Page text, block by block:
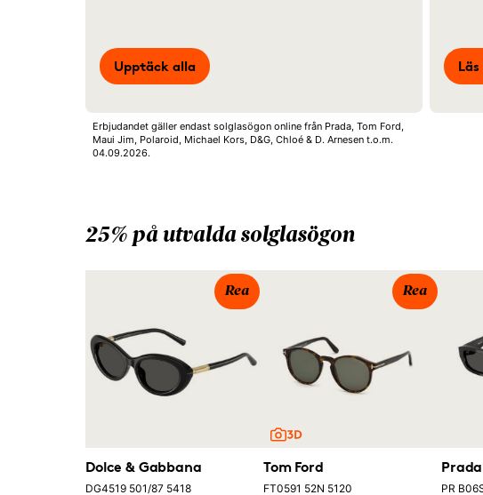
Upptäck alla
Erbjudandet gäller endast solglasögon online från Prada, Tom Ford,
Maui Jim, Polaroid, Michael Kors, D&G, Chloé & D. Arnesen t.o.m.
04.09.2026.
25% på utvalda solglasögon
Rea
Dolce & Gabbana
DG4519 501/87 5418
Rea
Tom Ford
FT0591 52N 5120
Prada
PR